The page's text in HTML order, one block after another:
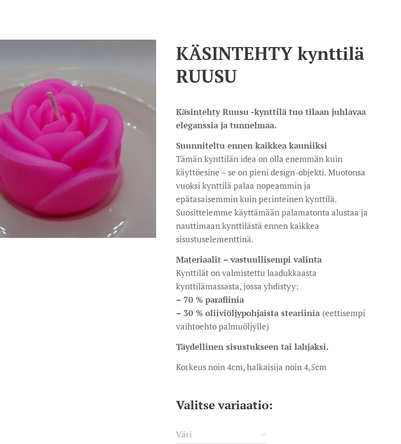
KÄSINTEHTY kynttilä
RUUSU
Käsintehty Ruusu -kynttilä tuo tilaan juhlavaa
eleganssia ja tunnelmaa.
Suunniteltu ennen kaikkea kauniiksi
Tämän kynttilän idea on olla enemmän kuin
käyttöesine – se on pieni design-objekti. Muotonsa
vuoksi kynttilä palaa nopeammin ja
epätasaisemmin kuin perinteinen kynttilä.
Suosittelemme käyttämään palamatonta alustaa ja
nauttimaan kynttilästä ennen kaikkea
sisustuselementtinä.
Materiaalit – vastuullisempi valinta
Kynttilät on valmistettu laadukkaasta
kynttilämassasta, jossa yhdistyy:
– 70 % parafiinia
– 30 % oliiviöljypohjaista steariinia (eettisempi
vaihtoehto palmuöljylle)
Täydellinen sisustukseen tai lahjaksi.
Korkeus noin 4cm, halkaisija noin 4,5cm
Valitse variaatio:
Väri